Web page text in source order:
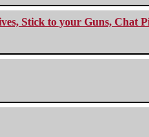
Stick to your Guns, Chat